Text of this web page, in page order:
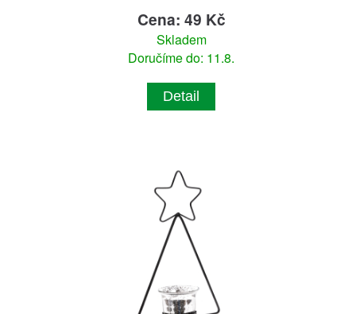
Cena: 49 Kč
Skladem
Doručíme do: 11.8.
Detail